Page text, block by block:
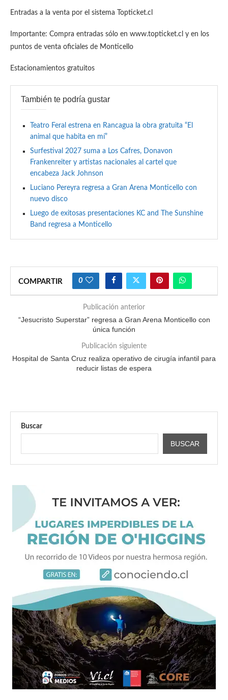
Entradas a la venta por el sistema Topticket.cl
Importante: Compra entradas sólo en www.topticket.cl y en los
puntos de venta oficiales de Monticello
Estacionamientos gratuitos
También te podría gustar
Teatro Feral estrena en Rancagua la obra gratuita “El
animal que habita en mí”
Surfestival 2027 suma a Los Cafres, Donavon
Frankenreiter y artistas nacionales al cartel que
encabeza Jack Johnson
Luciano Pereyra regresa a Gran Arena Monticello con
nuevo disco
Luego de exitosas presentaciones KC and The Sunshine
Band regresa a Monticello
COMPARTIR 0
Publicación anterior
“Jesucristo Superstar” regresa a Gran Arena Monticello con
única función
Publicación siguiente
Hospital de Santa Cruz realiza operativo de cirugía infantil para
reducir listas de espera
Buscar
BUSCAR